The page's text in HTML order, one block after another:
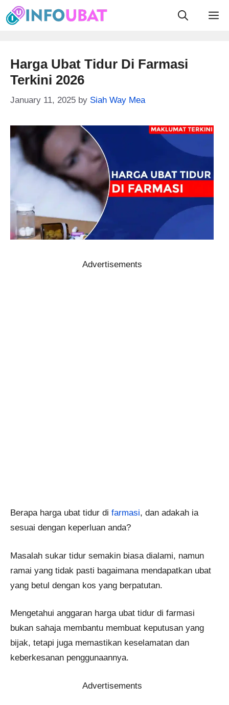
Skip
to
Harga Ubat Tidur Di Farmasi
Terkini 2026
January 11, 2025 by Siah Way Mea
Advertisements
Berapa harga ubat tidur di farmasi, dan adakah ia
sesuai dengan keperluan anda?
Masalah sukar tidur semakin biasa dialami, namun
ramai yang tidak pasti bagaimana mendapatkan ubat
yang betul dengan kos yang berpatutan.
Mengetahui anggaran harga ubat tidur di farmasi
bukan sahaja membantu membuat keputusan yang
bijak, tetapi juga memastikan keselamatan dan
keberkesanan penggunaannya.
Advertisements